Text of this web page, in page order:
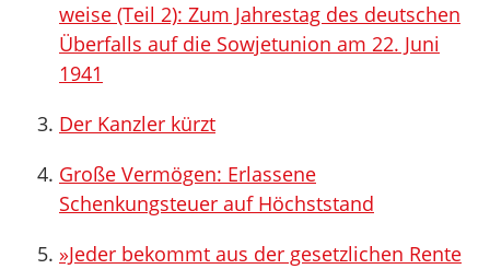
weise (Teil 2): Zum Jahrestag des deutschen
Überfalls auf die Sowjetunion am 22. Juni
1941
Der Kanzler kürzt
Große Vermögen: Erlassene
Schenkungsteuer auf Höchststand
»Jeder bekommt aus der gesetzlichen Rente